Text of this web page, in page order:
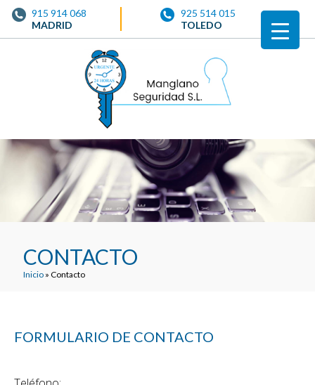
MADRID
915 914 068
TOLEDO
925 514 015
CONTACTO
Inicio » Contacto
FORMULARIO DE CONTACTO